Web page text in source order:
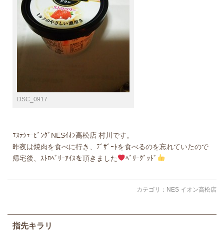
DSC_0917
ｴｽﾃｼｪｰﾋﾞﾝｸﾞNESｲｵﾝ高松店 村川です。
昨夜は焼肉を食べに行き、ﾃﾞｻﾞｰﾄを食べるのを忘れていたので
帰宅後、ｽﾄﾛﾍﾞﾘｰｱｲｽを頂きました
ﾍﾞﾘｰｸﾞｯﾄﾞ
カテゴリ： NES イオン高松店
指先キラリ